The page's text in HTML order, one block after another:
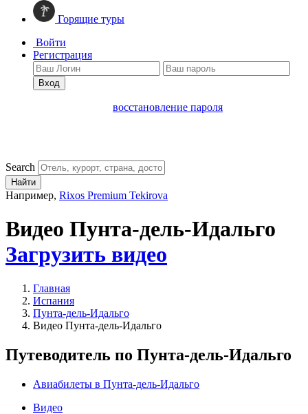
Горящие туры
Войти
Регистрация
Вход
восстановление пароля
Search
Найти
Например, Rixos Premium Tekirova
Видео Пунта-дель-Идальго
Загрузить видео
Главная
Испания
Пунта-дель-Идальго
Видео Пунта-дель-Идальго
Путеводитель по Пунта-дель-Идальго
Авиабилеты в Пунта-дель-Идальго
Видео